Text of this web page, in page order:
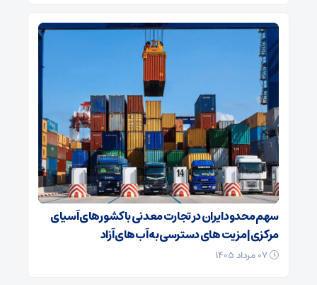
سهم محدود ایران در تجارت معدنی با کشورهای آسیای
مرکزی| مزیت های دسترسی به آب‌های آزاد